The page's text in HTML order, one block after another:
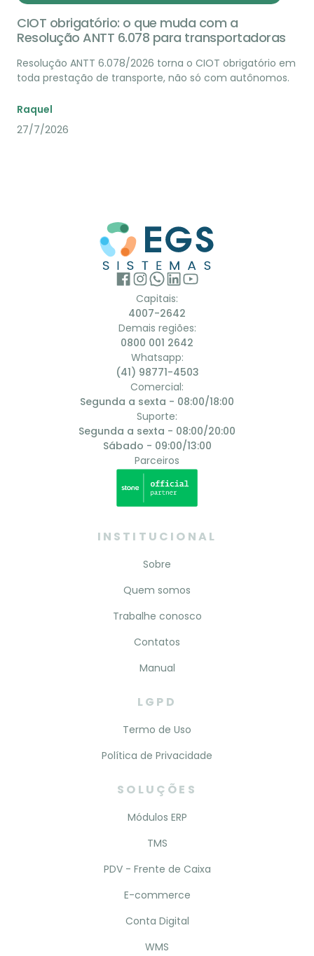
CIOT obrigatório: o que muda com a
Resolução ANTT 6.078 para transportadoras
Resolução ANTT 6.078/2026 torna o CIOT obrigatório em
toda prestação de transporte, não só com autônomos.
Raquel
27/7/2026
Capitais:
4007-2642
Demais regiões:
0800 001 2642
Whatsapp:
(41) 98771-4503
Comercial:
Segunda a sexta - 08:00/18:00
Suporte:
Segunda a sexta - 08:00/20:00
Sábado - 09:00/13:00
Parceiros
INSTITUCIONAL
Sobre
Quem somos
Trabalhe conosco
Contatos
Manual
LGPD
Termo de Uso
Política de Privacidade
SOLUÇÕES
Módulos ERP
TMS
PDV - Frente de Caixa
E-commerce
Conta Digital
WMS